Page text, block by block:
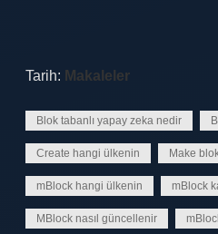
Tarih: Makaleler
Blok tabanlı yapay zeka nedir
Create hangi ülkenin Make
mBlock hangi ülkenin mBlock
MBlock nasıl güncellenir